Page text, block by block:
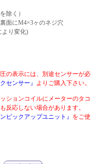
除く）
面にM4×3ヶのネジ穴
より変化)
表示には、別途センサーが必
センサー』 よりご購入下さい。
ョンコイルにメーターのタコ
反応しない場合があります。
ピックアップユニット』 をご使